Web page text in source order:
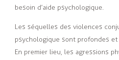
besoin d’aide psychologique.
Les séquelles des violences
psychologique sont profondes
En premier lieu, les agressions